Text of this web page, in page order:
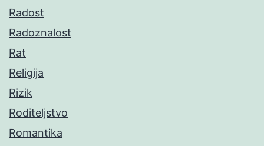
Radost
Radoznalost
Rat
Religija
Rizik
Roditeljstvo
Romantika